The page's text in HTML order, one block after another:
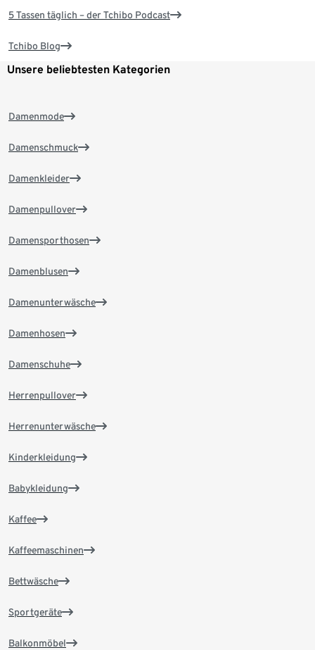
5 Tassen täglich – der Tchibo Podcast
Tchibo Blog
Unsere beliebtesten Kategorien
Damenmode
Damenschmuck
Damenkleider
Damenpullover
Damensporthosen
Damenblusen
Damenunterwäsche
Damenhosen
Damenschuhe
Herrenpullover
Herrenunterwäsche
Kinderkleidung
Babykleidung
Kaffee
Kaffeemaschinen
Bettwäsche
Sportgeräte
Balkonmöbel